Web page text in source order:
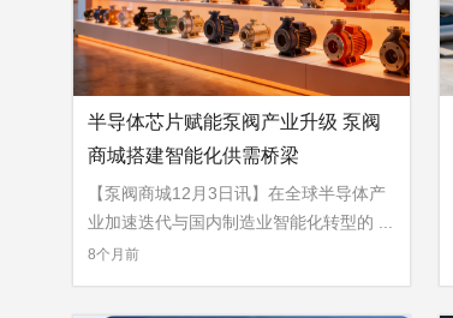
半导体芯片赋能泵阀产业升级 泵阀
商城搭建智能化供需桥梁
【泵阀商城12月3日讯】在全球半导体产
业加速迭代与国内制造业智能化转型的 ...
»
8个月前